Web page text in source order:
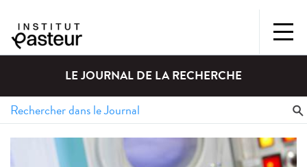
LE JOURNAL DE LA RECHERCHE